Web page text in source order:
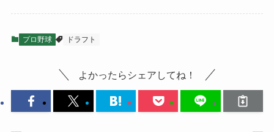
プロ野球 ドラフト
よかったらシェアしてね！